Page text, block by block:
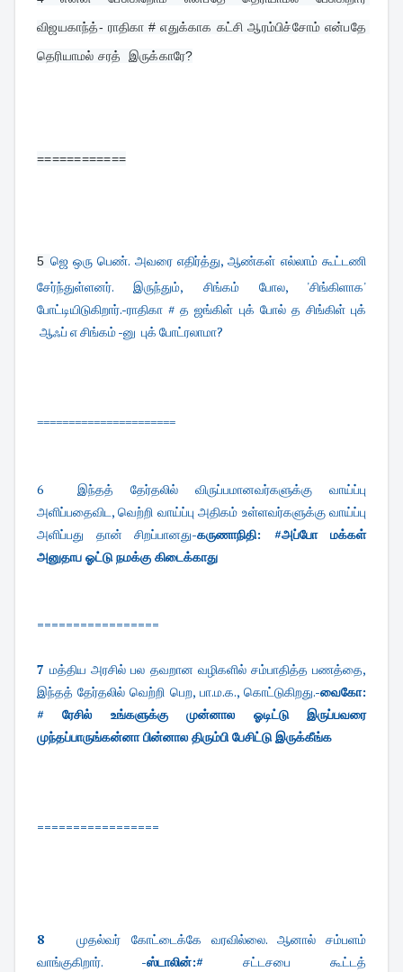
விஜயகாந்த்- ராதிகா # எதுக்காக கட்சி ஆரம்பிச்சோம் என்பதே
தெரியாமல் சரத்
இருக்காரே?
============
5 ஜெ ஒரு பெண். அவரை எதிர்த்து, ஆண்கள் எல்லாம் கூட்டணி
சேர்ந்துள்ளனர். இருந்தும், சிங்கம் போல, 'சிங்கிளாக'
போட்டியிடுகிறார்.-ராதிகா # த ஜங்கிள் புக் போல் த சிங்கிள் புக்
ஆஃப் எ சிங்கம் -னு புக் போட்ரலாமா?
======================
6 இந்தத் தேர்தலில் விருப்பமானவர்களுக்கு வாய்ப்பு
அளிப்பதைவிட, வெற்றி வாய்ப்பு அதிகம் உள்ளவர்களுக்கு வாய்ப்பு
அளிப்பது தான் சிறப்பானது-கருணாநிதி: #அப்போ மக்கள்
அனுதாப ஓட்டு நமக்கு கிடைக்காது
=================
7மத்திய அரசில் பல தவறான வழிகளில் சம்பாதித்த பணத்தை,
இந்தத் தேர்தலில் வெற்றி பெற, பா.ம.க., கொட்டுகிறது.-வைகோ:
# ரேசில் உங்களுக்கு முன்னால ஓடிட்டு இருப்பவரை
முந்தப்பாருங்கன்னா பின்னால திரும்பி பேசிட்டு இருக்கீங்க
=================
8
முதல்வர் கோட்டைக்கே வரவில்லை. ஆனால் சம்பளம்
வாங்குகிறார். -ஸ்டாலின்:#சட்டசபை கூட்டத்